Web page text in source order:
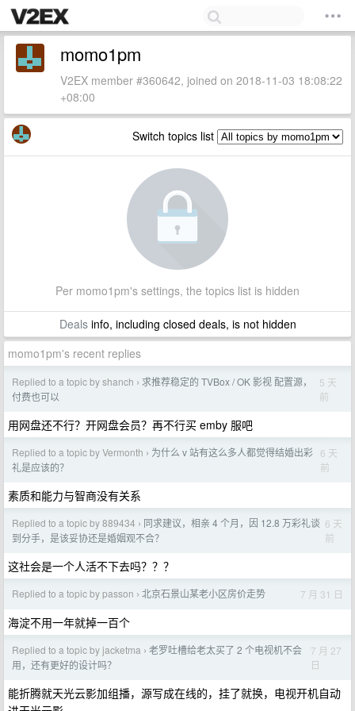
momo1pm
V2EX member #360642, joined on 2018-11-03 18:08:22
+08:00
Switch topics list
Per momo1pm's settings, the topics list is hidden
Dealsinfo, including closed deals, is not hidden
momo1pm's recent replies
Replied to a topic by shanch › 求推荐稳定的 TVBox / OK 影视 配置源，
付费也可以
5 天
前
用网盘还不行？开网盘会员？再不行买 emby 服吧
Replied to a topic by Vermonth › 为什么 v 站有这么多人都觉得结婚出彩
礼是应该的？
6 天
前
素质和能力与智商没有关系
Replied to a topic by 889434 › 同求建议，相亲 4 个月，因 12.8 万彩礼谈
到分手，是该妥协还是婚姻观不合？
6 天
前
这社会是一个人活不下去吗？？？
Replied to a topic by passon › 北京石景山某老小区房价走势 7 月 31 日
海淀不用一年就掉一百个
Replied to a topic by jacketma › 老罗吐槽给老太买了 2 个电视机不会
用，还有更好的设计吗？
7 月 27
日
能折腾就天光云影加组播，源写成在线的，挂了就换，电视开机自动